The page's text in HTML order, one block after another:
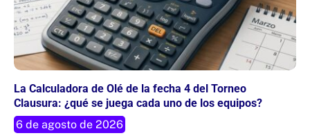
La Calculadora de Olé de la fecha 4 del Torneo
Clausura: ¿qué se juega cada uno de los equipos?
6 de agosto de 2026